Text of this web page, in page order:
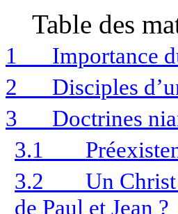
Table des
1
Importance
2
Disciples
3
Doctrines
3.1
3.2
Un
de Paul et Jean ?